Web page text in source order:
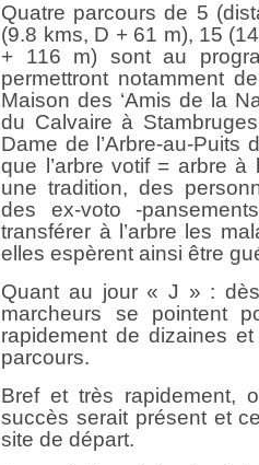
Quatre parcours de 5
(9.8 kms, D + 61 m), 15
+ 116 m) sont au
permettront notamment
Maison des ‘Amis de la
du Calvaire à
Dame de l’Arbre-au-Puits
que l’arbre votif = arbre
une tradition, des
des ex-voto -
transférer à l’arbre les
elles espèrent ainsi être
Quant au jour « J » : dès
marcheurs se pointent
rapidement de dizaines
parcours.
Bref et très rapidement,
succès serait présent et
site de départ.